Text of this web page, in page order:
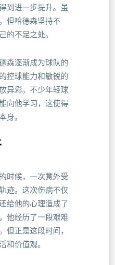
到进一步提升。虽
但哈德森坚持不
的不足之处。
森逐渐成为球队的
控球能力和敏锐的
异彩。不少年轻球
向他学习，这使得
身。
时候，一次意外受
迹。这次伤病不仅
给他的心理造成了
他经历了一段艰难
但正是这段时间，
和价值观。